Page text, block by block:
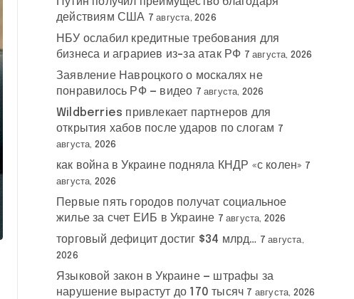
действиям США 7 августа, 2026
НБУ ослабил кредитные требования для
бизнеса и аграриев из-за атак РФ 7 августа, 2026
Заявление Навроцкого о москалях не
понравилось РФ — видео 7 августа, 2026
Wildberries привлекает партнеров для
открытия хабов после ударов по слогам 7
августа, 2026
как война в Украине подняла КНДР «с колен» 7
августа, 2026
Первые пять городов получат социальное
жилье за счет ЕИБ в Украине 7 августа, 2026
торговый дефицит достиг $34 млрд… 7 августа,
2026
Языковой закон в Украине — штрафы за
нарушение вырастут до 170 тысяч 7 августа, 2026